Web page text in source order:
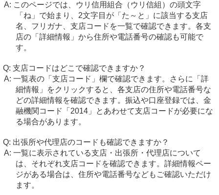
このページでは、ウリ信用組合（ウリ信組）の頭文字
「ね」で始まり、2文字目が「た～と」に該当する支店
名、フリガナ、支店コードを一覧で確認できます。各支
店の「詳細情報」から住所や電話番号の確認も可能で
す。
支店コードはどこで確認できますか？
一覧表の「支店コード」欄で確認できます。さらに「詳
細情報」をクリックすると、各支店の住所や電話番号な
どの詳細情報を確認できます。振込や口座登録では、金
融機関コード「2014」とあわせて支店コードが必要にな
る場合があります。
出張所や代理店のコードも確認できますか？
一覧に表示されている支店・出張所・代理店について
は、それぞれ支店コードを確認できます。詳細情報ペー
ジがある場合は、住所や電話番号などもご確認いただけ
ます。